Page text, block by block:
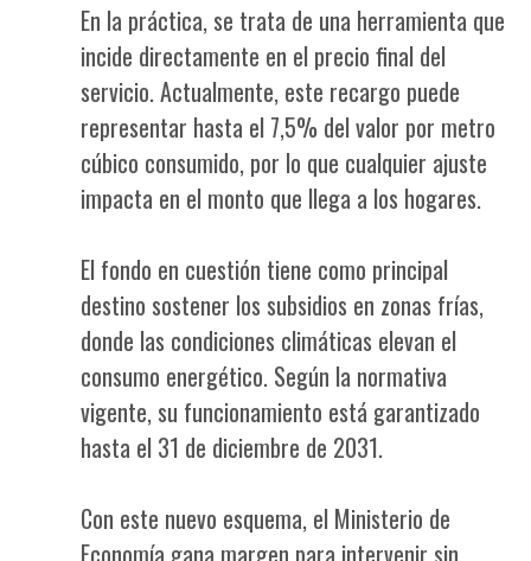
En la práctica, se trata de una herramienta que
incide directamente en el precio final del
servicio. Actualmente, este recargo puede
representar hasta el 7,5% del valor por metro
cúbico consumido, por lo que cualquier ajuste
impacta en el monto que llega a los hogares.
El fondo en cuestión tiene como principal
destino sostener los subsidios en zonas frías,
donde las condiciones climáticas elevan el
consumo energético. Según la normativa
vigente, su funcionamiento está garantizado
hasta el 31 de diciembre de 2031.
Con este nuevo esquema, el Ministerio de
Economía gana margen para intervenir sin